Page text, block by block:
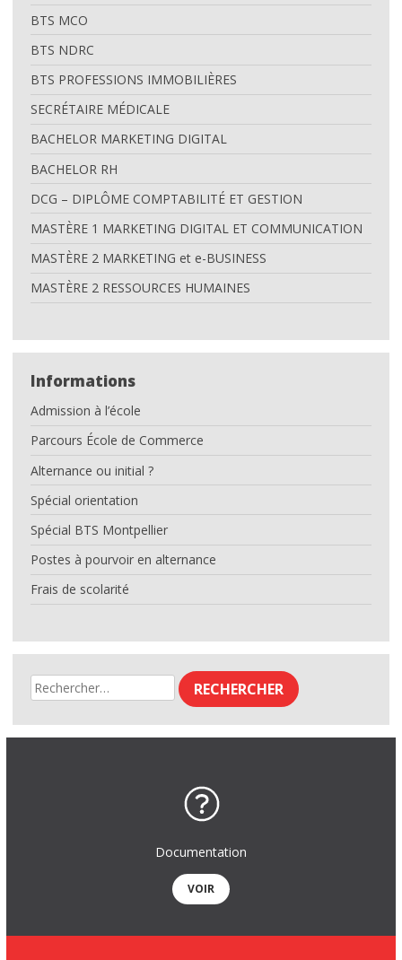
BTS MCO
BTS NDRC
BTS PROFESSIONS IMMOBILIÈRES
SECRÉTAIRE MÉDICALE
BACHELOR MARKETING DIGITAL
BACHELOR RH
DCG – DIPLÔME COMPTABILITÉ ET GESTION
MASTÈRE 1 MARKETING DIGITAL ET COMMUNICATION
MASTÈRE 2 MARKETING et e-BUSINESS
MASTÈRE 2 RESSOURCES HUMAINES
Informations
Admission à l’école
Parcours École de Commerce
Alternance ou initial ?
Spécial orientation
Spécial BTS Montpellier
Postes à pourvoir en alternance
Frais de scolarité
Rechercher :
Documentation
VOIR
Spécial orientation
Parcours École de Commerce
Reconnaissance par l’Etat
choisir une école de commerce
Special BTS Montpellier
Postes à pourvoir en alternance
Frais de scolarité
commerce ?
INTRANET IDELCA
L’ACTU
CONTACT
Nous localiser